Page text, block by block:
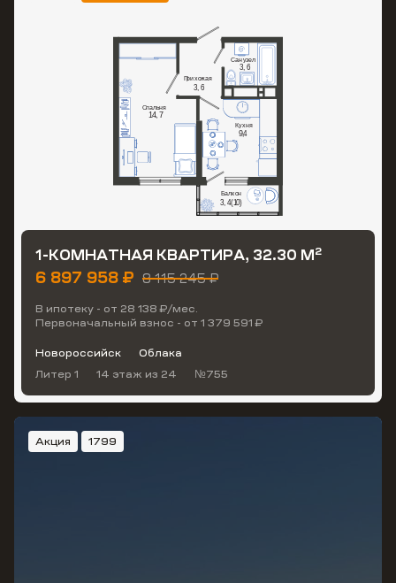
1-КОМНАТНАЯ КВАРТИРА, 32.30 М2
6 897 958 ₽ 8 115 245 ₽
В ипотеку - от 28 138 ₽/мес.
Первоначальный взнос - от 1 379 591 ₽
Новороссийск
Облака
Литер 1
14 этаж из 24 №755
Акция 1799